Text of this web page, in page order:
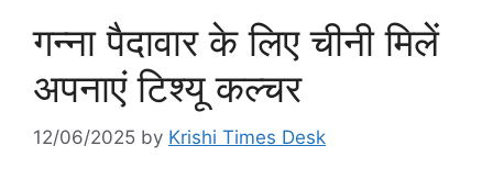
गन्ना पैदावार के लिए चीनी मिलें
अपनाएं टिश्यू कल्चर
12/06/2025 by Krishi Times Desk